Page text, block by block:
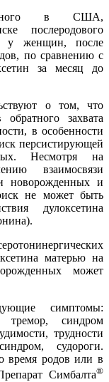
в США,
послеродового
у женщин, после
по сравнению с
за месяц до
о том, что
захвата
в особенности
персистирующей
Несмотря на
взаимосвязи
новорожденных и
не может быть
дулоксетина
матерью на
может
симптомы:
тремор, синдром
трудности
судороги.
время родов или в
Симбалта®